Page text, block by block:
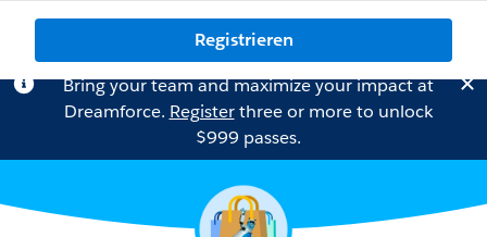
Registrieren
Bring your team and maximize your impact at
Dreamforce. Registerthree or more to unlock
$999 passes.